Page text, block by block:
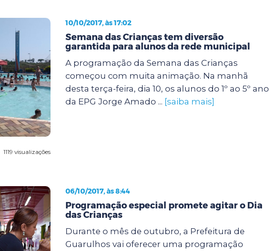
1119 visualizações
10/10/2017, às 17:02
Semana das Crianças tem diversão
garantida para alunos da rede municipal
A programação da Semana das Crianças
começou com muita animação. Na manhã
desta terça-feira, dia 10, os alunos do 1º ao 5º ano
da EPG Jorge Amado ... [saiba mais]
06/10/2017, às 8:44
Programação especial promete agitar o Dia
das Crianças
Durante o mês de outubro, a Prefeitura de
Guarulhos vai oferecer uma programação